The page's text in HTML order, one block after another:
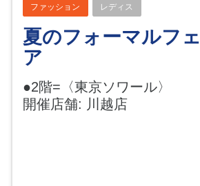
ファッション レディス
夏のフォーマルフェ
ア
●2階=〈東京ソワール〉
開催店舗: 川越店